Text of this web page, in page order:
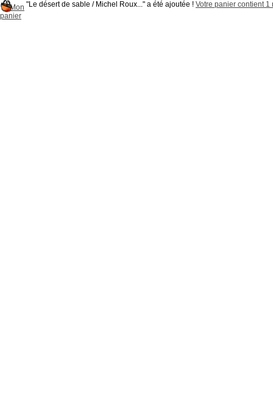
Mon
panier
"Le désert de sable / Michel Roux..." a été ajoutée ! Votre panier contient 1